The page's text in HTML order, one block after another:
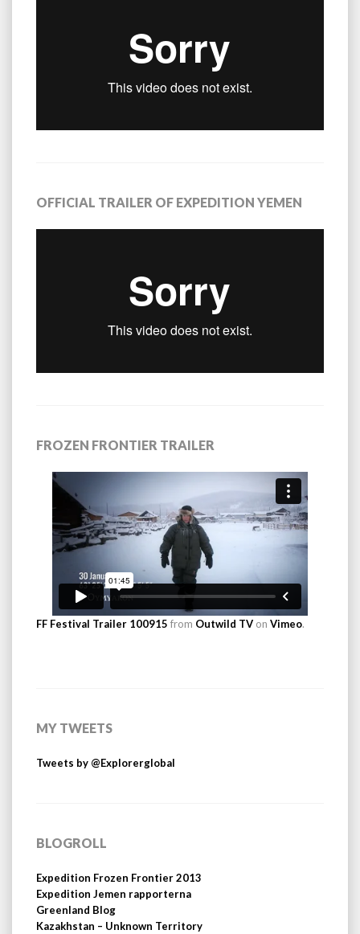
OFFICIAL TRAILER OF EXPEDITION YEMEN
FROZEN FRONTIER TRAILER
FF Festival Trailer 100915 from Outwild TV on Vimeo.
MY TWEETS
Tweets by @Explorerglobal
BLOGROLL
Expedition Frozen Frontier 2013
Expedition Jemen rapporterna
Greenland Blog
Kazakhstan – Unknown Territory